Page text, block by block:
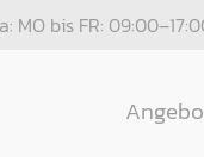
MO bis FR: